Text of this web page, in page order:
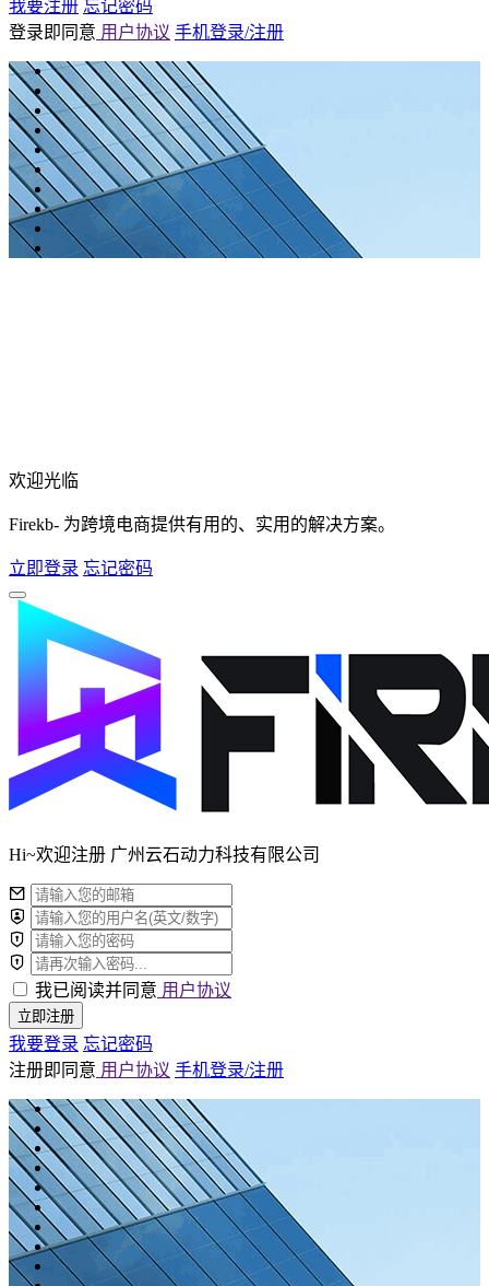
我要注册 忘记密码
登录即同意 用户协议 手机登录/注册
欢迎光临
Firekb- 为跨境电商提供有用的、实用的解决方案。
立即登录 忘记密码
Hi~欢迎注册 广州云石动力科技有限公司
我已阅读并同意 用户协议
立即注册
我要登录 忘记密码
注册即同意 用户协议 手机登录/注册